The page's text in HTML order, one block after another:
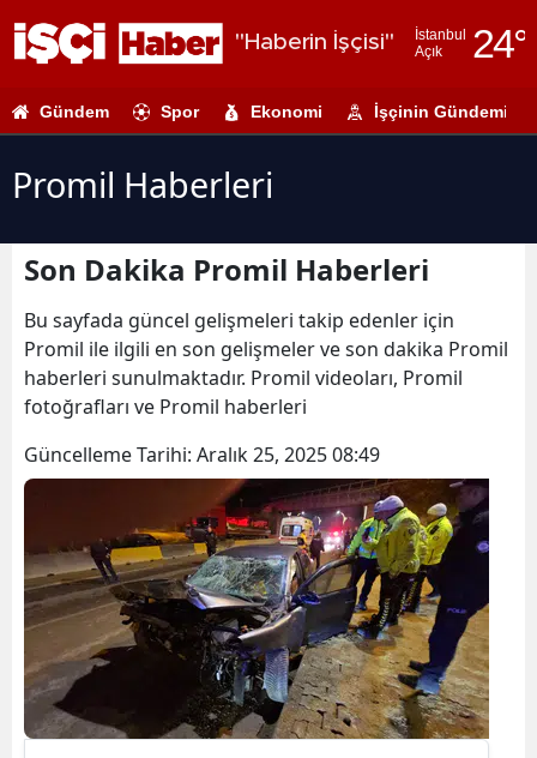
"Haberin İşçisi"
İstanbul
Açık
24°
Adıyaman
Ankara
Antalya
Balıkesir
Bilecik
Bingöl
Bitlis
Bolu
Gündem Spor Ekonomi İşçinin Gündemi
Promil Haberleri
Son Dakika Promil Haberleri
Bu sayfada güncel gelişmeleri takip edenler için
Promil ile ilgili en son gelişmeler ve son dakika Promil
haberleri sunulmaktadır. Promil videoları, Promil
fotoğrafları ve Promil haberleri
Güncelleme Tarihi: Aralık 25, 2025 08:49